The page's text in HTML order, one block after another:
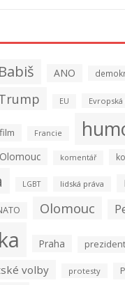
ANO
EU
film Francie
komentář
LGBT lidská práva
Olomouc
Praha prezident
volby protesty